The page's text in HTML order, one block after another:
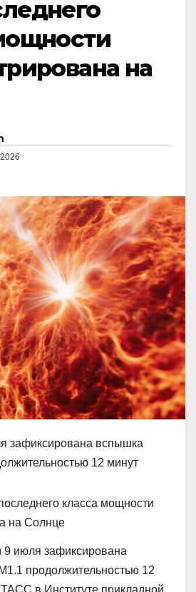
на
зафиксирована вспышка
12 минут
июля зафиксирована
продолжительностью 12
в Институте прикладной